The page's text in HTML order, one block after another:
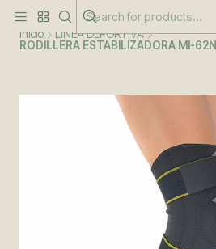
Inicio
LÍNEA DEPORTIVA
RODILLERA ESTABILIZADORA MI-62N